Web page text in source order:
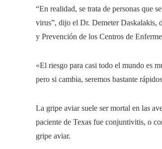
“En realidad, se trata de personas que
virus”, dijo el Dr. Demeter Daskalakis,
y Prevención de los Centros de
«El riesgo para casi todo el mundo es
pero si cambia, seremos bastante
La gripe aviar suele ser mortal en las
paciente de Texas fue conjuntivitis, o
gripe aviar.